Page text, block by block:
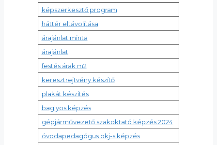
képszerkesztő program
háttér eltávolítása
árajánlat minta
árajánlat
festés árak m2
keresztrejtvény készítő
plakát készítés
baglyos képzés
gépjárművezető szakoktató képzés 2024
óvodapedagógus okj-s képzés